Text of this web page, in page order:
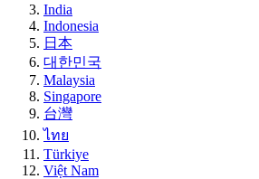
India
Indonesia
日本
대한민국
Malaysia
Singapore
台灣
ไทย
Türkiye
Việt Nam